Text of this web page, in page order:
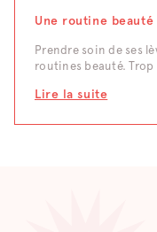
Une routine beauté
Prendre soin de ses
routines beauté. Trop
Lire la suite